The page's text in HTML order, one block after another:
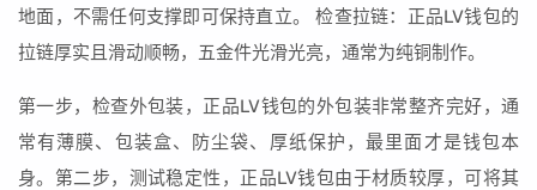
地面，不需任何支撑即可保持直立。 检查拉链：正品LV钱包的
拉链厚实且滑动顺畅，五金件光滑光亮，通常为纯铜制作。
第一步，检查外包装，正品LV钱包的外包装非常整齐完好，通
常有薄膜、包装盒、防尘袋、厚纸保护，最里面才是钱包本
身。第二步，测试稳定性，正品LV钱包由于材质较厚，可将其